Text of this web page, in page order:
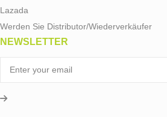
Lazada
Werden Sie Distributor/Wiederverkäufer
NEWSLETTER